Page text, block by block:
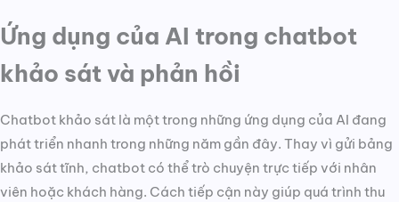
Ứng dụng của AI trong chatbot
khảo sát và phản hồi
Chatbot khảo sát là một trong những ứng dụng của AI đang
phát triển nhanh trong những năm gần đây. Thay vì gửi bảng
khảo sát tĩnh, chatbot có thể trò chuyện trực tiếp với nhân
viên hoặc khách hàng. Cách tiếp cận này giúp quá trình thu